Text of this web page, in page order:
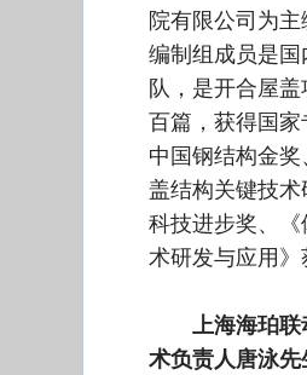
院有限公司为
编制组成员是
队，是开合屋
百篇，获得国
中国钢结构金
盖结构关键技
科技进步奖、
术研发与应用
上海海珀
术负责人唐泳